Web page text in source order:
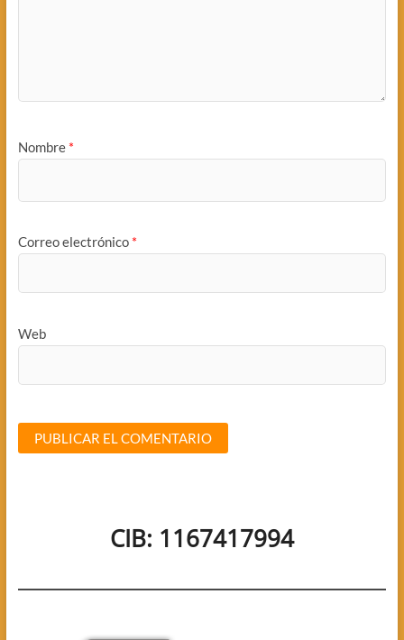
Nombre *
Correo electrónico *
Web
CIB: 1167417994